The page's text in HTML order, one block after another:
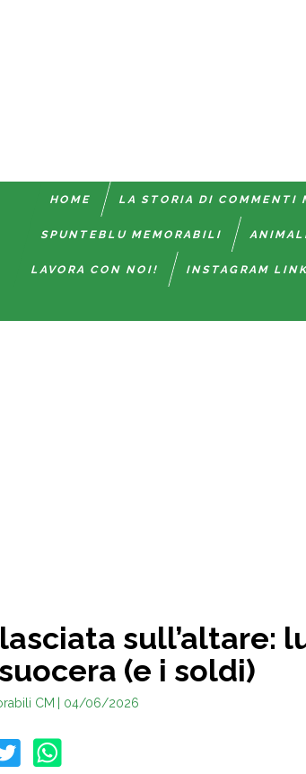
HOME LA STORIA DI COMMENTI
SPUNTEBLU MEMORABILI
LAVORA CON NOI! INSTAGRAM
sull’altare:
(e i soldi)
CM | 04/06/2026